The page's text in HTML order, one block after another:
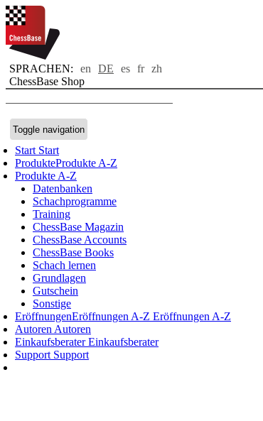
SPRACHEN: en DE es fr zh
ChessBase Shop
Toggle navigation
Start Start
ProdukteProdukte A-Z
Produkte A-Z
Datenbanken
Schachprogramme
Training
ChessBase Magazin
ChessBase Accounts
ChessBase Books
Schach lernen
Grundlagen
Gutschein
Sonstige
EröffnungenEröffnungen A-Z Eröffnungen A-Z
Autoren Autoren
EinkaufsberaterEinkaufsberater
Support Support